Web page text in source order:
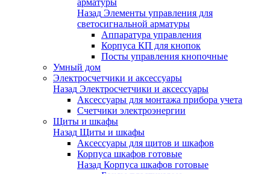
арматуры
Назад Элементы управления для
светосигнальной арматуры
Аппаратура управления
Корпуса КП для кнопок
Посты управления кнопочные
Умный дом
Электросчетчики и аксессуары
Назад Электросчетчики и аксессуары
Аксессуары для монтажа прибора учета
Счетчики электроэнергии
Щиты и шкафы
Назад Щиты и шкафы
Аксессуары для щитов и шкафов
Корпуса шкафов готовые
Назад Корпуса шкафов готовые